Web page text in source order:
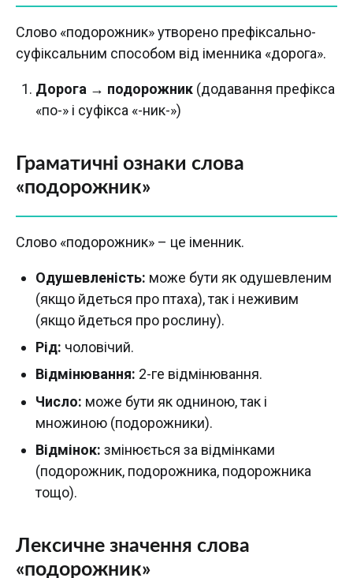
Слово «подорожник» утворено префіксально-
суфіксальним способом від іменника «дорога».
Дорога → подорожник (додавання префікса
«по-» і суфікса «-ник-»)
Граматичні ознаки слова
«подорожник»
Слово «подорожник» – це іменник.
Одушевленість: може бути як одушевленим
(якщо йдеться про птаха), так і неживим
(якщо йдеться про рослину).
Рід: чоловічий.
Відмінювання: 2-ге відмінювання.
Число: може бути як одниною, так і
множиною (подорожники).
Відмінок: змінюється за відмінками
(подорожник, подорожника, подорожника
тощо).
Лексичне значення слова
«подорожник»